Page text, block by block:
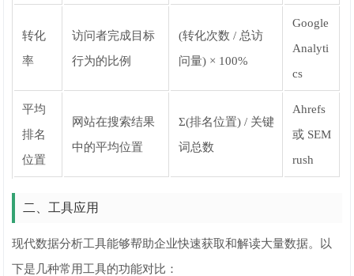
转化
率
访问者完成目标
行为的比例
(转化次数 / 总访
问量) × 100%
Google
Analyti
cs
平均
排名
位置
网站在搜索结果
中的平均位置
Σ(排名位置) / 关键
词总数
Ahrefs
或 SEM
rush
二、工具应用
现代数据分析工具能够帮助企业快速获取和解读大量数据。以
下是几种常用工具的功能对比：